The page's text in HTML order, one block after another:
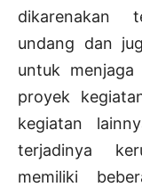
dikarenakan
undang dan
untuk
proyek
kegiatan
terjadinya
memiliki